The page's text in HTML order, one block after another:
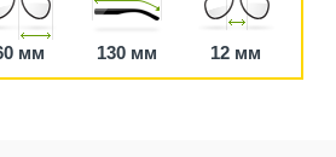
мм 130 мм 12 мм